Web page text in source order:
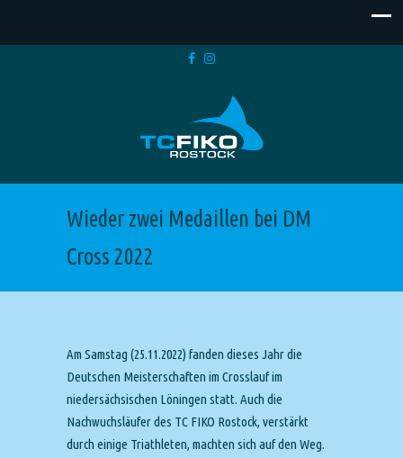
Wieder zwei Medaillen bei DM
Cross 2022
Am Samstag (25.11.2022) fanden dieses Jahr die
Deutschen Meisterschaften im Crosslauf im
niedersächsischen Löningen statt. Auch die
Nachwuchsläufer des TC FIKO Rostock, verstärkt
durch einige Triathleten, machten sich auf den Weg.